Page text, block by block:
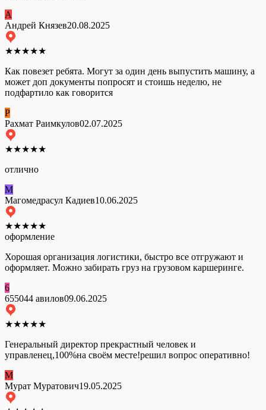
А
Андрей Князев20.08.2025
★★★★★
Как повезет ребята. Могут за один день выпустить машину, а
может доп документы попросят и стоишь неделю, не
подфартило как говорится
Р
Рахмат Раимкулов02.07.2025
★★★★★
отлично
М
Магомедрасул Кадиев10.06.2025
★★★★★
оформление
Хорошая организация логистики, быстро все отгружают и
оформляет. Можно забирать груз на грузовом каршеринге.
6
655044 авилов09.06.2025
★★★★★
Генеральный директор прекрастный человек и
управленец,100%на своём месте!решил вопрос оперативно!
М
Мурат Муратович19.05.2025